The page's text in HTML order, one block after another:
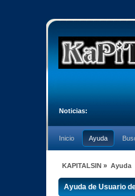
Noticias:
Inicio Ayuda
KAPITALSIN » Ayuda
Ayuda de Usuario